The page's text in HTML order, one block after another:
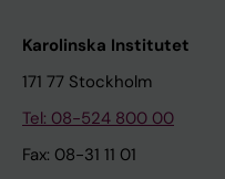
Karolinska Institutet
171 77 Stockholm
Tel: 08-524 800 00
Fax: 08-31 11 01